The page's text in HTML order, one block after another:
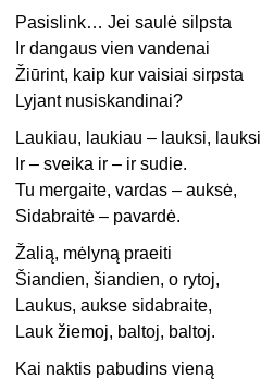
Pasislink… Jei saulė silpsta
Ir dangaus vien vandenai
Žiūrint, kaip kur vaisiai sirpsta
Lyjant nusiskandinai?
Laukiau, laukiau – lauksi, lauksi
Ir – sveika ir – ir sudie.
Tu mergaite, vardas – auksė,
Sidabraitė – pavardė.
Žalią, mėlyną praeiti
Šiandien, šiandien, o rytoj,
Laukus, aukse sidabraite,
Lauk žiemoj, baltoj, baltoj.
Kai naktis pabudins vieną